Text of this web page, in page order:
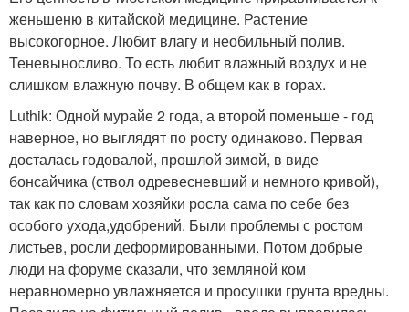
женьшеню в китайской медицине. Растение
высокогорное. Любит влагу и необильный полив.
Теневыносливо. То есть любит влажный воздух и не
слишком влажную почву. В общем как в горах.
Luthik: Одной мурайе 2 года, а второй поменьше - год
наверное, но выглядят по росту одинаково. Первая
досталась годовалой, прошлой зимой, в виде
бонсайчика (ствол одревесневший и немного кривой),
так как по словам хозяйки росла сама по себе без
особого ухода,удобрений. Были проблемы с ростом
листьев, росли деформированными. Потом добрые
люди на форуме сказали, что земляной ком
неравномерно увлажняется и просушки грунта вредны.